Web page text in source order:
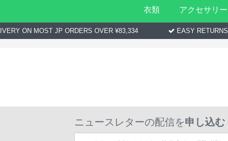
衣類 アクセサリー
ON MOST JP ORDERS OVER ¥83,334 EASY RETURNS
ニュースレターの配信を申し込む